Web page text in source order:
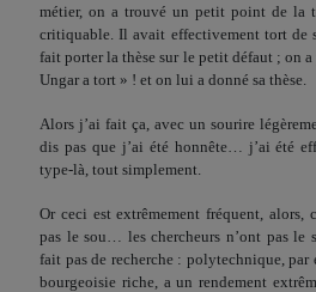
métier, on a trouvé un petit point de la
critiquable. Il avait effectivement tort de
fait porter la thèse sur le petit défaut ; on
Ungar a tort » ! et on lui a donné sa thèse.
Alors j’ai fait ça, avec un sourire
dis pas que j’ai été honnête… j’ai été
type-là, tout simplement.
Or ceci est extrêmement fréquent, alors,
pas le sou… les chercheurs n’ont pas le
fait pas de recherche : polytechnique, par
bourgeoisie riche, a un rendement